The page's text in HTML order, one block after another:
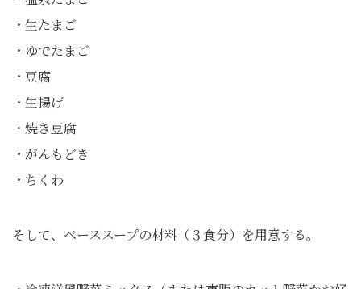
・生たまご
・ゆでたまご
・豆腐
・生揚げ
・焼き豆腐
・がんもどき
・ちくわ
そして、ベーススープの材料（３食分）を用意する。